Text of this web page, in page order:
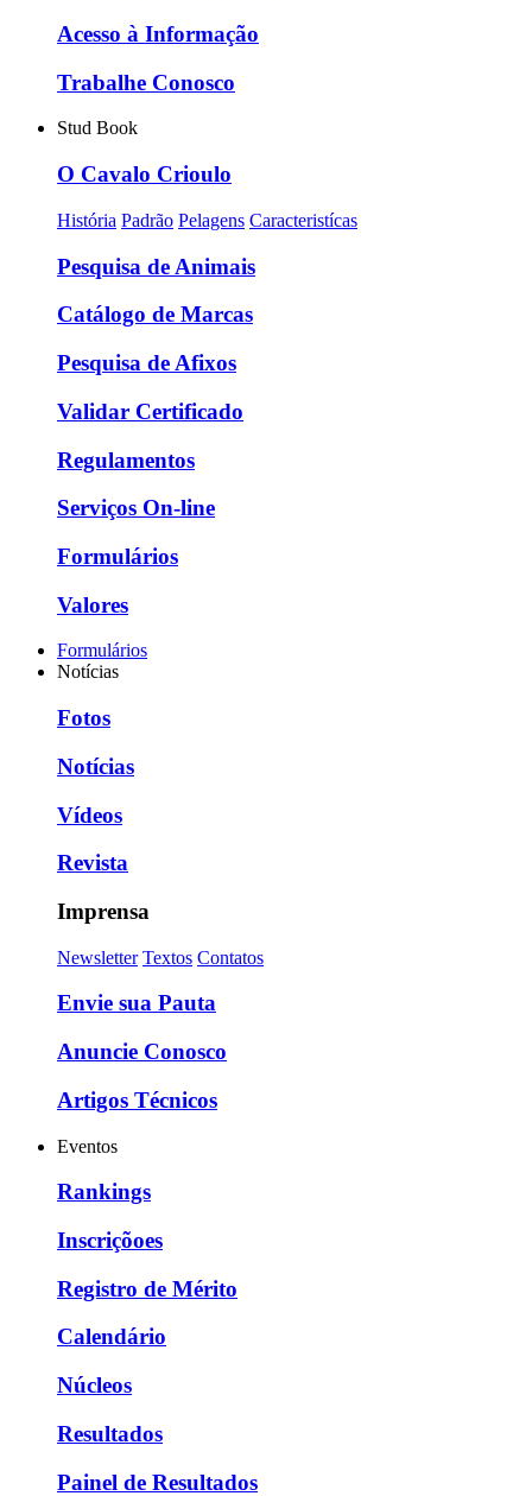
Acesso à Informação
Trabalhe Conosco
Stud Book
O Cavalo Crioulo
História Padrão Pelagens Caracteristícas
Pesquisa de Animais
Catálogo de Marcas
Pesquisa de Afixos
Validar Certificado
Regulamentos
Serviços On-line
Formulários
Valores
Formulários
Notícias
Fotos
Notícias
Vídeos
Revista
Imprensa
Newsletter Textos Contatos
Envie sua Pauta
Anuncie Conosco
Artigos Técnicos
Eventos
Rankings
Inscriçõoes
Registro de Mérito
Calendário
Núcleos
Resultados
Painel de Resultados